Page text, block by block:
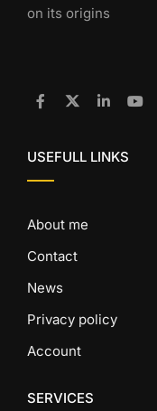
on its origins
USEFULL LINKS
About me
Contact
News
Privacy policy
Account
SERVICES